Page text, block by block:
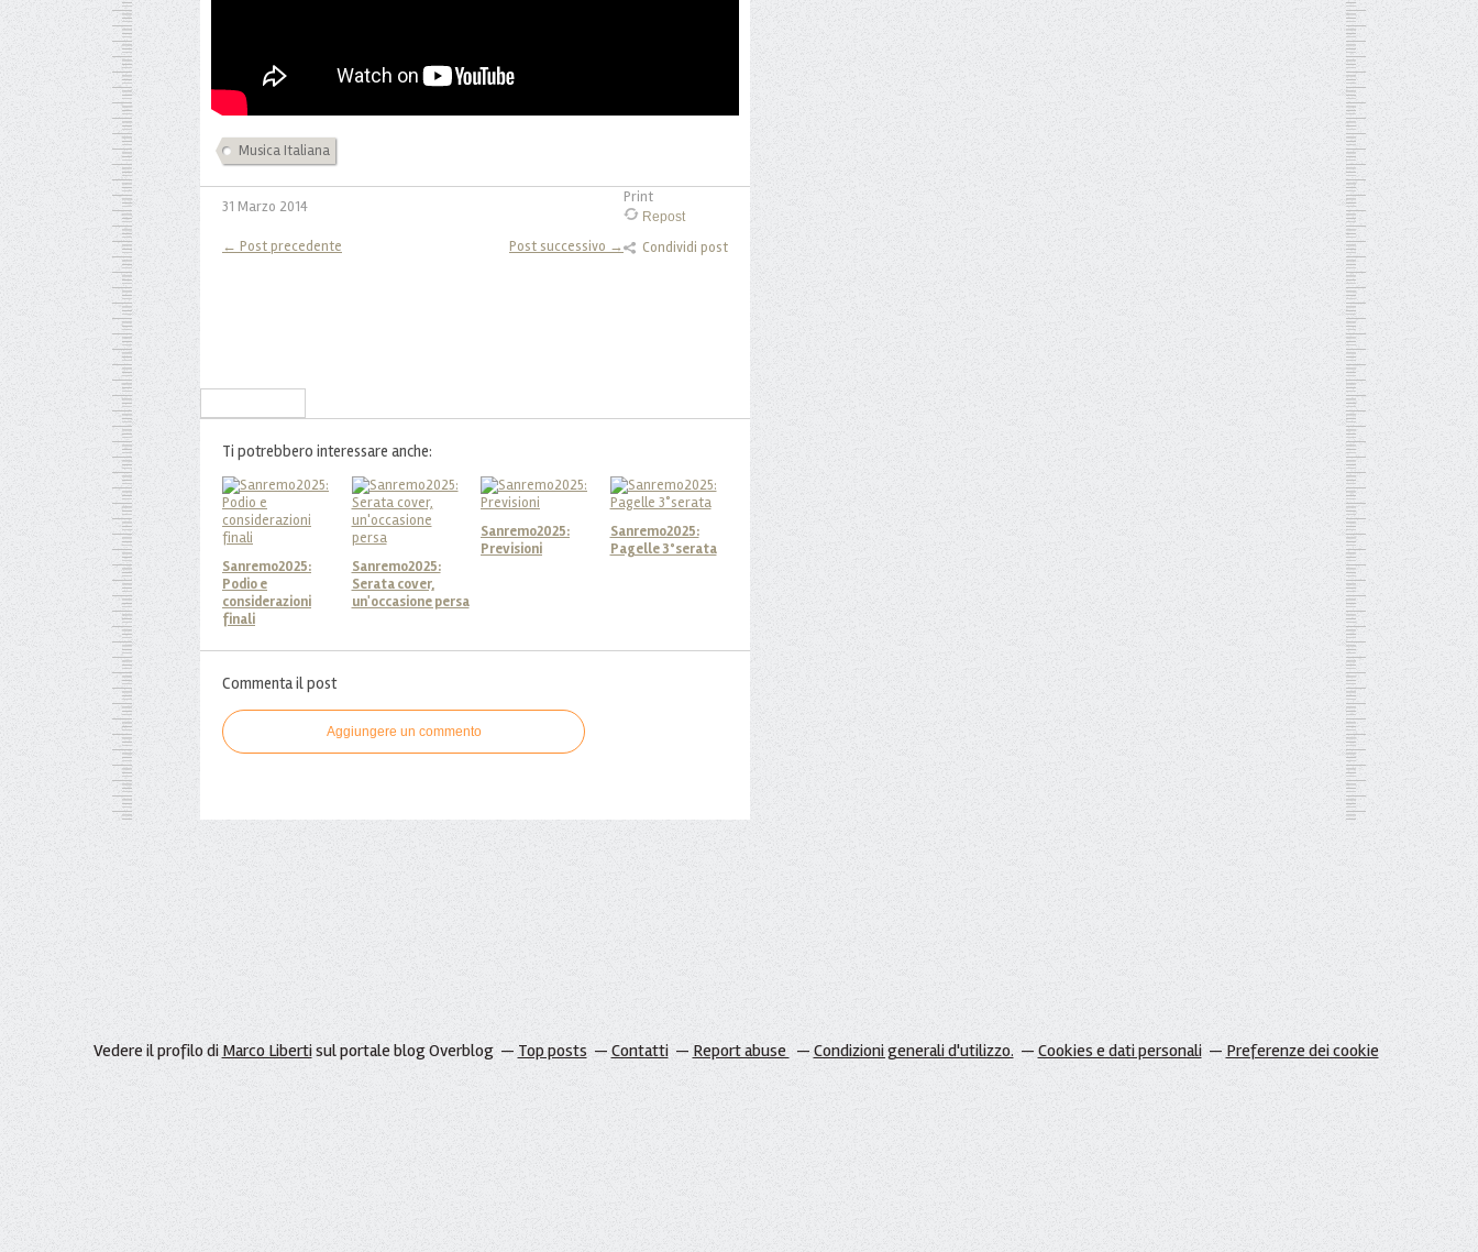
Musica Italiana
31 Marzo 2014
Print
Repost
Condividi post
← Post precedente Post successivo →
Ti potrebbero interessare anche:
Sanremo2025:
Podio e
considerazioni
finali
Sanremo2025:
Serata cover,
un'occasione persa
Sanremo2025:
Previsioni
Sanremo2025:
Pagelle 3°serata
Commenta il post
Aggiungere un commento
Vedere il profilo di Marco Libertisul portale blog Overblog Top posts Contatti Report abuse Condizioni generali d'utilizzo. Cookies e dati personali Preferenze dei cookie